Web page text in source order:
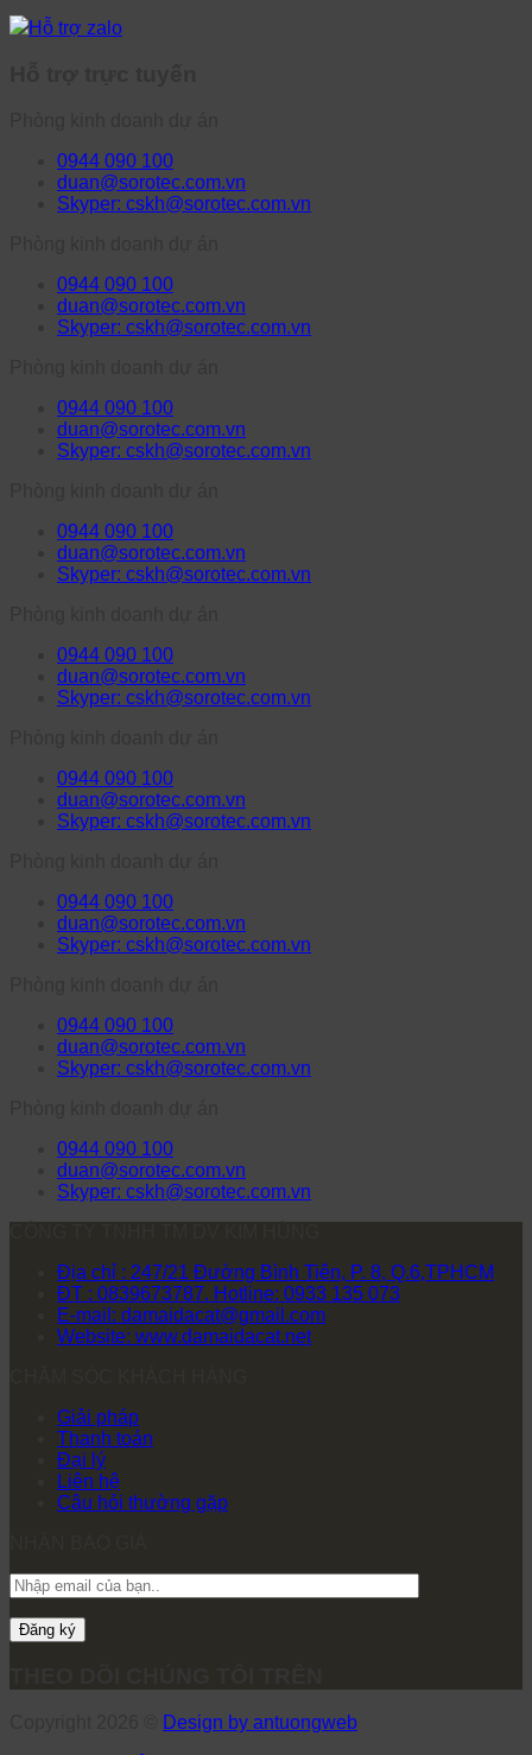
Hỗ trợ zalo
0944 090 100
duan@sorotec.com.vn
Skyper: cskh@sorotec.com.vn
0944 090 100
duan@sorotec.com.vn
Skyper: cskh@sorotec.com.vn
0944 090 100
duan@sorotec.com.vn
Skyper: cskh@sorotec.com.vn
0944 090 100
duan@sorotec.com.vn
Skyper: cskh@sorotec.com.vn
0944 090 100
duan@sorotec.com.vn
Skyper: cskh@sorotec.com.vn
0944 090 100
duan@sorotec.com.vn
Skyper: cskh@sorotec.com.vn
0944 090 100
duan@sorotec.com.vn
Skyper: cskh@sorotec.com.vn
0944 090 100
duan@sorotec.com.vn
Skyper: cskh@sorotec.com.vn
0944 090 100
duan@sorotec.com.vn
Skyper: cskh@sorotec.com.vn
Địa chỉ : 247/21 Đường Bình Tiên, P. 8, Q.6,TPHCM
ĐT : 0839673787. Hotline: 0933 135 073
E-mail: damaidacat@gmail.com
Website: www.damaidacat.net
Giải pháp
Thanh toán
Đại lý
Liên hệ
Câu hỏi thường gặp
Design by antuongweb